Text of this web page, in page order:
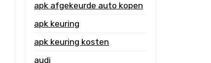
apk afgekeurde auto kopen
apk keuring
apk keuring kosten
audi